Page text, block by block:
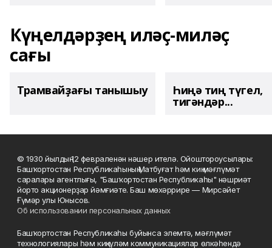
Күңелдәрҙең иләҫ-миләҫ
сағы
Трамвайҙағы танышыу Һиңә тиң түгел,
тигәндәр...
© 1930 йылдың 12 февраленән нәшер ителә. Ойоштороусылары:
Башҡортостан Республикаһының Матбуғат һәм киң мәғлүмәт
саралары агентлығы, "Башҡортостан Республикаһы" нәшриәт
йорто акционерҙар йәмғиәте. Баш мөхәррире — Мирсәйет
Ғүмәр улы Юнысов.
Об использовании персональных данных
Башҡортостан Республикаһы буйынса элемтә, мәғлүмәт
технологиялары һәм киңкүләм коммуникациялар өлкәһендә